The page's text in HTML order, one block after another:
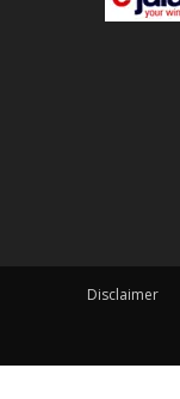
Disclaimer